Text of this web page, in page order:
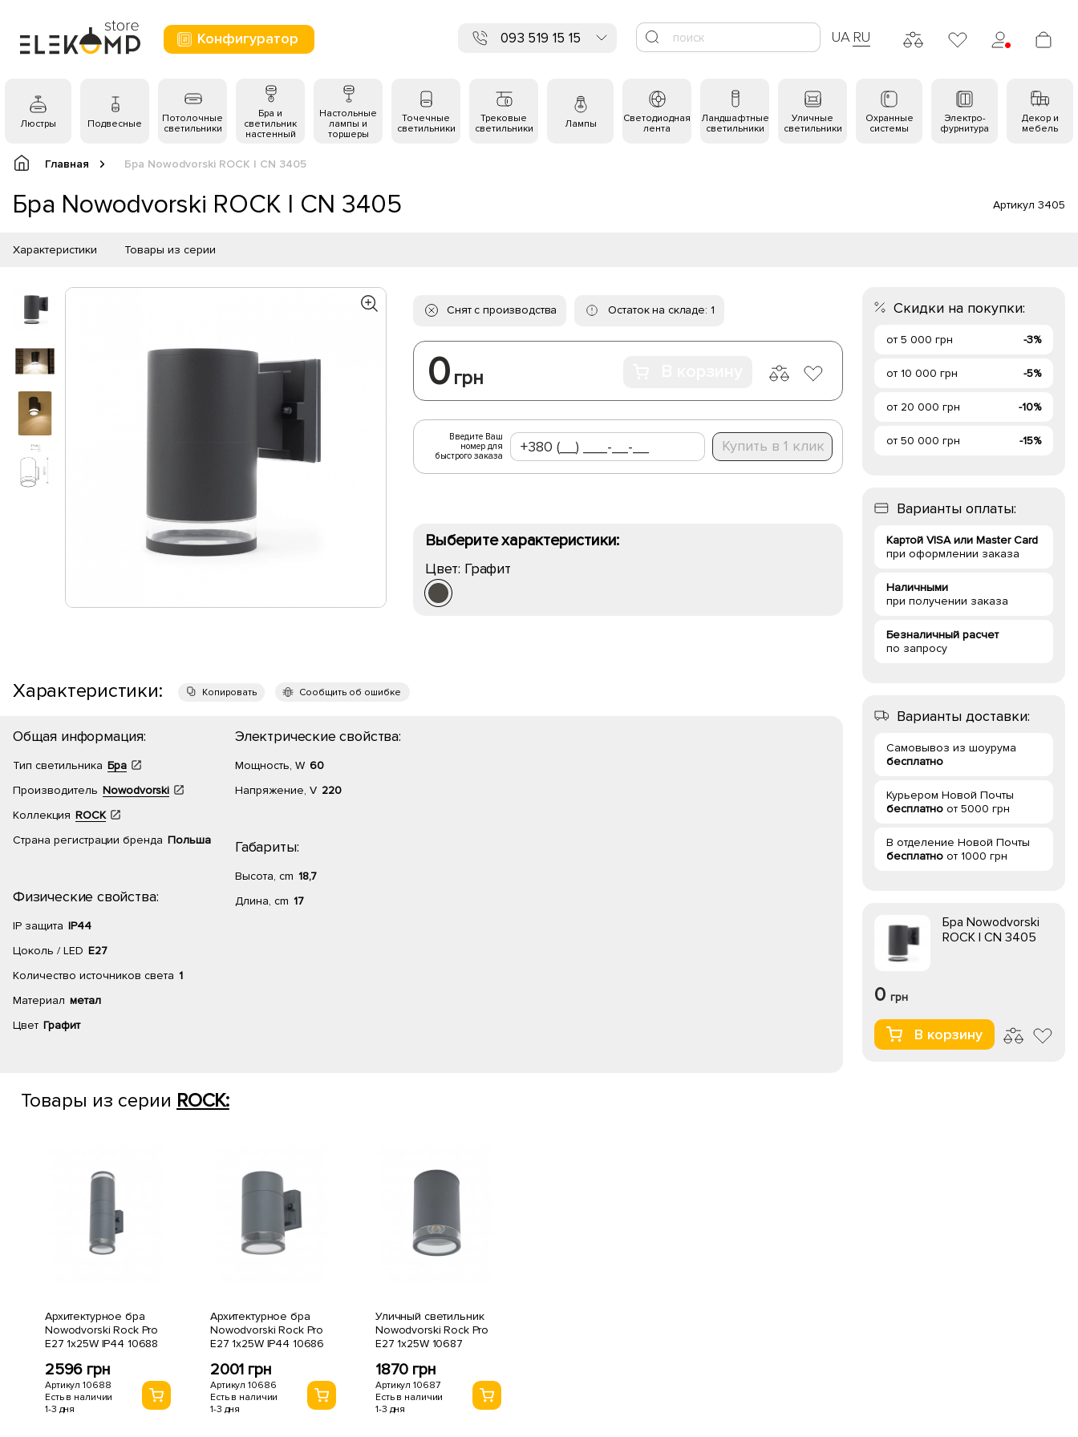
Конфигуратор 093 519 15 15 UA RU
Люстры Подвесные
Потолочные
светильники
Бра и
светильник
настенный
Настольные
лампы и
торшеры
Точечные
светильники
Трековые
светильники
Лампы
Светодиодная
лента
Ландшафтные
светильники
Уличные
светильники
Охранные
системы
Электро-
фурнитура
Декор и
мебель
Главная Бра Nowodvorski ROCK I CN 3405
Бра Nowodvorski ROCK I CN 3405 Артикул 3405
Характеристики Товары из серии
Снят с производства Остаток на складе: 1
0 грн
Введите Ваш
номер для
быстрого заказа
Купить в 1 клик
Выберите характеристики:
Цвет: Графит
Характеристики: Копировать Сообщить об ошибке
Общая информация:
Тип светильника Бра
Производитель Nowodvorski
Коллекция ROCK
Страна регистрации бренда Польша
Физические свойства:
IP защита IP44
Цоколь / LED E27
Количество источников света 1
Материал метал
Цвет Графит
Электрические свойства:
Мощность, W 60
Напряжение, V 220
Габариты:
Высота, cm 18,7
Длина, cm 17
Товары из серии ROCK:
Архитектурное бра
Nowodvorski Rock Pro
E27 1x25W IP44 10688
2596 грн
Артикул 10688
Есть в наличии
1-3 дня
Архитектурное бра
Nowodvorski Rock Pro
E27 1x25W IP44 10686
2001 грн
Артикул 10686
Есть в наличии
1-3 дня
Уличный светильник
Nowodvorski Rock Pro
E27 1x25W 10687
1870 грн
Артикул 10687
Есть в наличии
1-3 дня
Скидки на покупки:
от 5 000 грн -3%
от 10 000 грн -5%
от 20 000 грн -10%
от 50 000 грн -15%
Варианты оплаты:
Картой VISA или Master Card
при оформлении заказа
Наличными
при получении заказа
Безналичный расчет
по запросу
Варианты доставки:
Самовывоз из шоурума
бесплатно
Курьером Новой Почты
бесплатно от 5000 грн
В отделение Новой Почты
бесплатно от 1000 грн
Бра Nowodvorski
ROCK I CN 3405
0 грн
В корзину